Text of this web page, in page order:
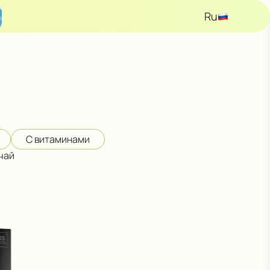
Ru
En
С витаминами